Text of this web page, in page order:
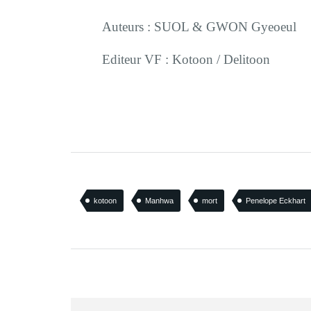
Auteurs : SUOL & GWON Gyeoeul
Editeur VF : Kotoon / Delitoon
kotoon Manhwa mort Penelope Eckhart